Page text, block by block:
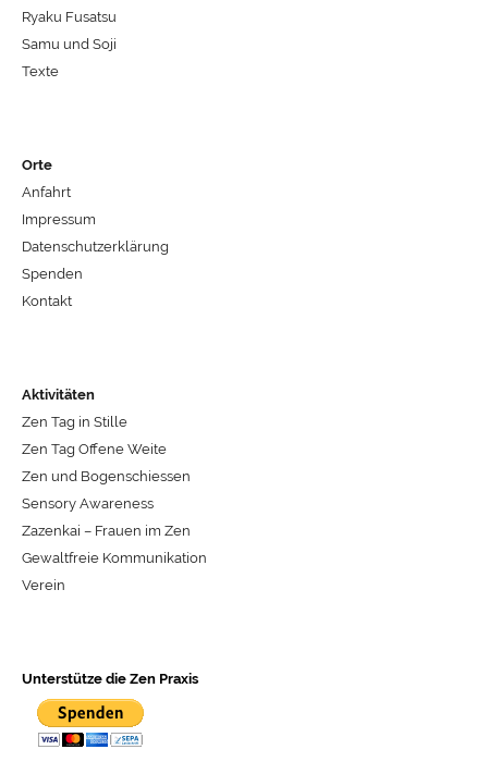
Ryaku Fusatsu
Samu und Soji
Texte
Orte
Anfahrt
Impressum
Datenschutzerklärung
Spenden
Kontakt
Aktivitäten
Zen Tag in Stille
Zen Tag Offene Weite
Zen und Bogenschiessen
Sensory Awareness
Zazenkai – Frauen im Zen
Gewaltfreie Kommunikation
Verein
Unterstütze die Zen Praxis